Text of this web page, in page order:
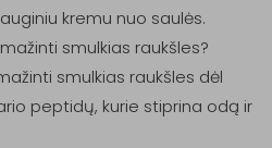
kremu nuo saulės.
smulkias raukšles?
smulkias raukšles dėl
peptidų, kurie stiprina odą ir